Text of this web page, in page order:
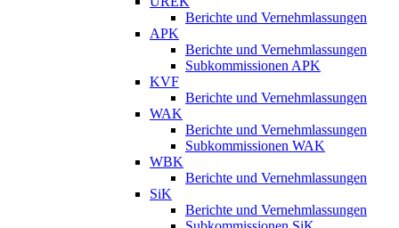
Berichte und Vernehmlassungen
APK
Berichte und Vernehmlassungen
Subkommissionen APK
KVF
Berichte und Vernehmlassungen
WAK
Berichte und Vernehmlassungen
Subkommissionen WAK
WBK
Berichte und Vernehmlassungen
SiK
Berichte und Vernehmlassungen